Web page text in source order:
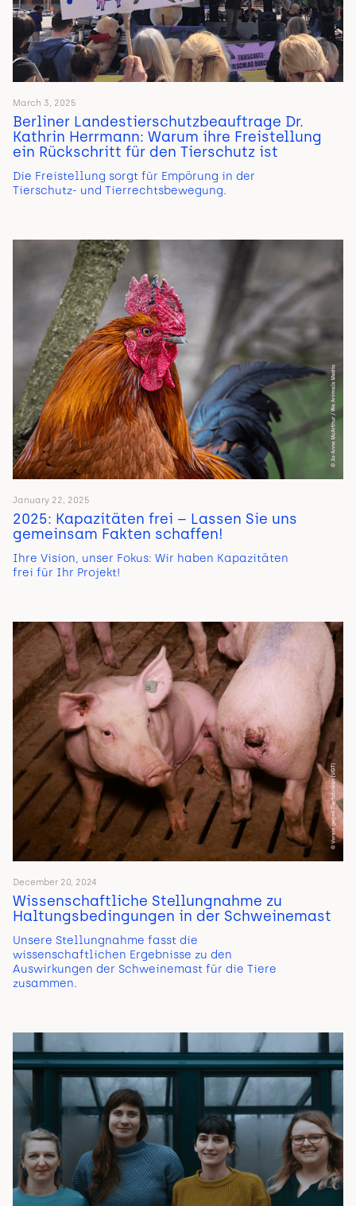
March 3, 2025
Berliner Landestierschutzbeauftrage Dr.
Kathrin Herrmann: Warum ihre Freistellung
ein Rückschritt für den Tierschutz ist
Die Freistellung sorgt für Empörung in der
Tierschutz- und Tierrechtsbewegung.
January 22, 2025
2025: Kapazitäten frei – Lassen Sie uns
gemeinsam Fakten schaffen!
Ihre Vision, unser Fokus: Wir haben Kapazitäten
frei für Ihr Projekt!
December 20, 2024
Wissenschaftliche Stellungnahme zu
Haltungsbedingungen in der Schweinemast
Unsere Stellungnahme fasst die
wissenschaftlichen Ergebnisse zu den
Auswirkungen der Schweinemast für die Tiere
zusammen.